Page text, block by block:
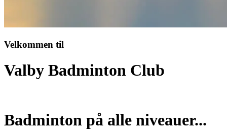
Velkommen til
Valby Badminton Club
Badminton på alle niveauer...